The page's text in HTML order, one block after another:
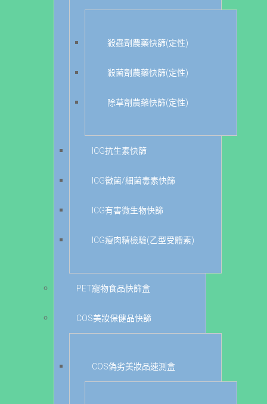
殺蟲劑農藥快篩(定性)
殺菌劑農藥快篩(定性)
除草劑農藥快篩(定性)
ICG抗生素快篩
ICG黴菌/細菌毒素快篩
ICG有害微生物快篩
ICG瘦肉精檢驗(乙型受體素)
PET寵物食品快篩盒
COS美妝保健品快篩
COS偽劣美妝品速測盒